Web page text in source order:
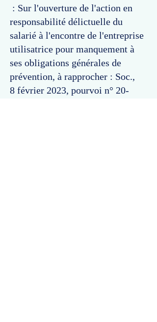
: Sur l'ouverture de l'action en
responsabilité délictuelle du
salarié à l'encontre de l'entreprise
utilisatrice pour manquement à
ses obligations générales de
prévention, à rapprocher : Soc.,
8 février 2023, pourvoi n° 20-